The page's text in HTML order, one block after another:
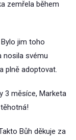
zemřela během
jim toho
nosila svému
plně adoptovat.
3 měsíce, Marketa
Bůh děkuje za